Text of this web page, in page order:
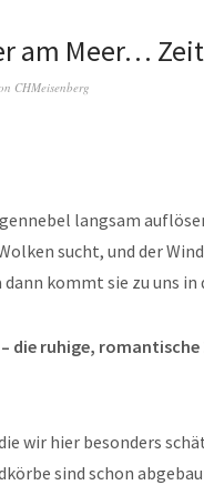
am Meer…
CHMeisenberg
langsam
sucht, und der
kommt sie zu uns
romantische
wir hier besonders
sind schon